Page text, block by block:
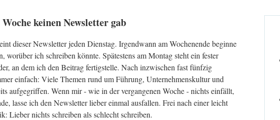
keinen Newsletter gab
dieser Newsletter jeden Dienstag. Irgendwann am Wochenende beginne
worüber ich schreiben könnte. Spätestens am Montag steht ein fester
an dem ich den Beitrag fertigstelle. Nach inzwischen fast fünfzig
einfach: Viele Themen rund um Führung, Unternehmenskultur und
aufgegriffen. Wenn mir - wie in der vergangenen Woche - nichts einfällt,
lasse ich den Newsletter lieber einmal ausfallen. Frei nach einer leicht
Lieber nichts schreiben als schlecht schreiben.